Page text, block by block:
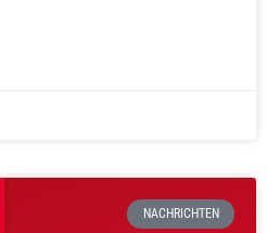
NACHRICHTEN